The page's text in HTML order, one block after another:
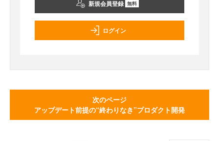
新規会員登録 無料
ログイン
次のページ
アップデート前提の“終わりなき”プロダクト開発